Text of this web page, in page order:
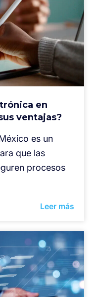
en
ventajas?
es un
que las
procesos
Leer más